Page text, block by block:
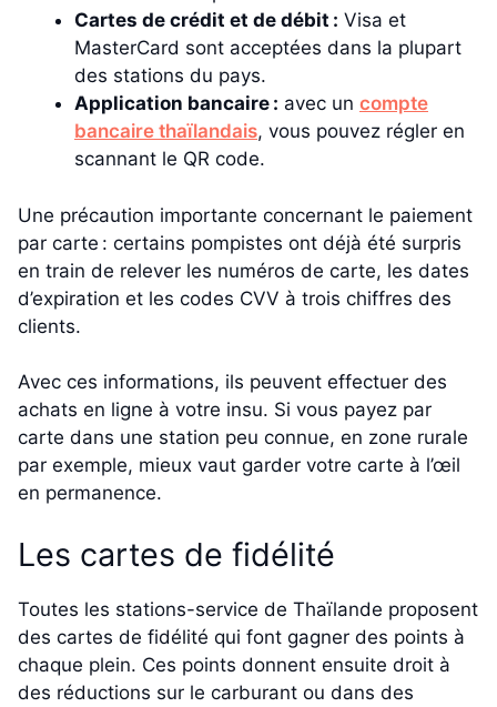
Cartes de crédit et de débit : Visa et
MasterCard sont acceptées dans la plupart
des stations du pays.
Application bancaire : avec un compte
bancaire thaïlandais, vous pouvez régler en
scannant le QR code.
Une précaution importante concernant le paiement
par carte : certains pompistes ont déjà été surpris
en train de relever les numéros de carte, les dates
d’expiration et les codes CVV à trois chiffres des
clients.
Avec ces informations, ils peuvent effectuer des
achats en ligne à votre insu. Si vous payez par
carte dans une station peu connue, en zone rurale
par exemple, mieux vaut garder votre carte à l’œil
en permanence.
Les cartes de fidélité
Toutes les stations-service de Thaïlande proposent
des cartes de fidélité qui font gagner des points à
chaque plein. Ces points donnent ensuite droit à
des réductions sur le carburant ou dans des